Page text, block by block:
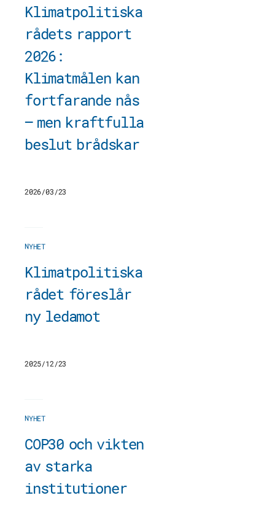
Klimatpolitiska
rådets rapport
2026:
Klimatmålen kan
fortfarande nås
– men kraftfulla
beslut brådskar
2026/03/23
NYHET
Klimatpolitiska
rådet föreslår
ny ledamot
2025/12/23
NYHET
COP30 och vikten
av starka
institutioner